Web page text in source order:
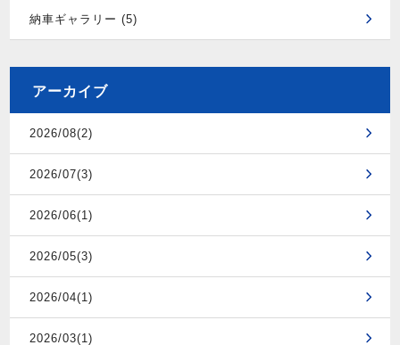
納車ギャラリー (5)
アーカイブ
2026/08(2)
2026/07(3)
2026/06(1)
2026/05(3)
2026/04(1)
2026/03(1)